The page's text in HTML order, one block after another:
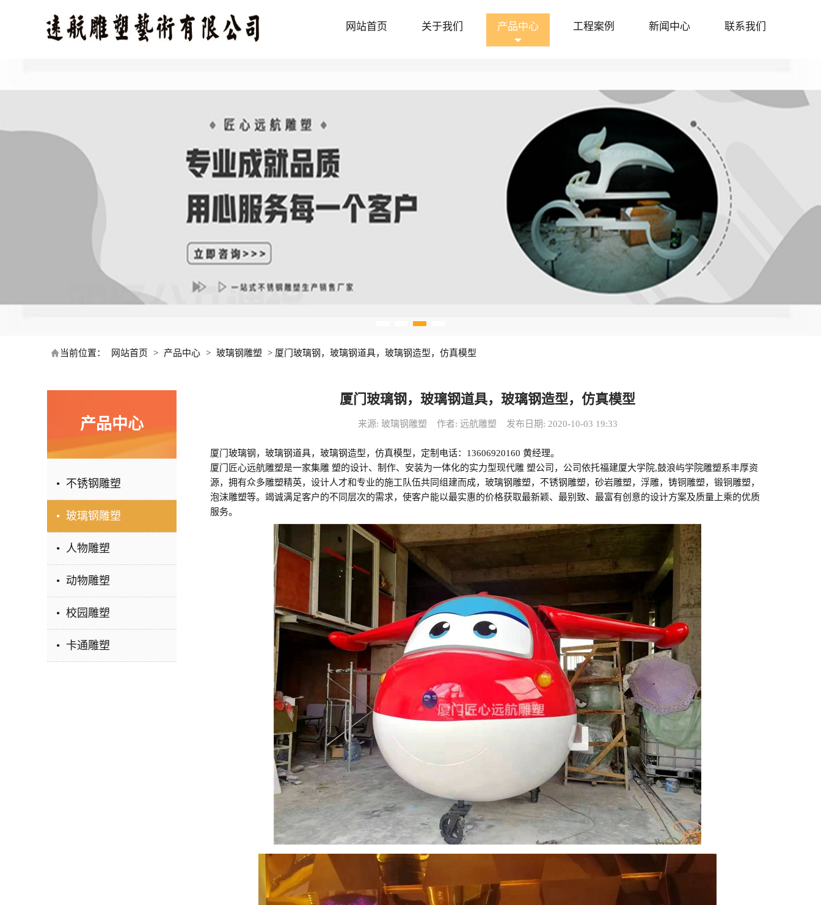
网站首页 关于我们 产品中心 工程案例 新闻中心 联系我们
当前位置： 网站首页 > 产品中心 > 玻璃钢雕塑 > 厦门玻璃钢，玻璃钢道具，玻璃钢造型，仿真模型
产品中心
• 不锈钢雕塑
• 玻璃钢雕塑
• 人物雕塑
• 动物雕塑
• 校园雕塑
• 卡通雕塑
厦门玻璃钢，玻璃钢道具，玻璃钢造型，仿真模型
来源: 玻璃钢雕塑 作者: 远航雕塑 发布日期: 2020-10-03 19:33
厦门玻璃钢，玻璃钢道具，玻璃钢造型，仿真模型，定制电话：13606920160 黄经理。
厦门匠心远航雕塑是一家集雕 塑的设计、制作、安装为一体化的实力型现代雕 塑公司，公司依托福建厦大学院,鼓浪屿学院雕塑系丰厚资
源，拥有众多雕塑精英，设计人才和专业的施工队伍共同组建而成，玻璃钢雕塑，不锈钢雕塑，砂岩雕塑，浮雕，铸铜雕塑，锻铜雕塑，
泡沫雕塑等。竭诚满足客户的不同层次的需求，使客户能以最实惠的价格获取最新颖、最别致、最富有创意的设计方案及质量上乘的优质
服务。